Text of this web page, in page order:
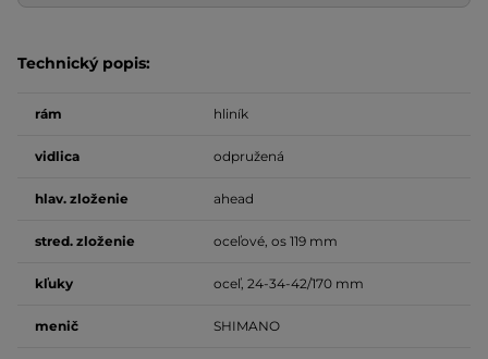
Technický popis:
rám hliník
vidlica odpružená
hlav. zloženie ahead
stred. zloženie oceľové, os 119 mm
kľuky oceľ, 24-34-42/170 mm
menič SHIMANO